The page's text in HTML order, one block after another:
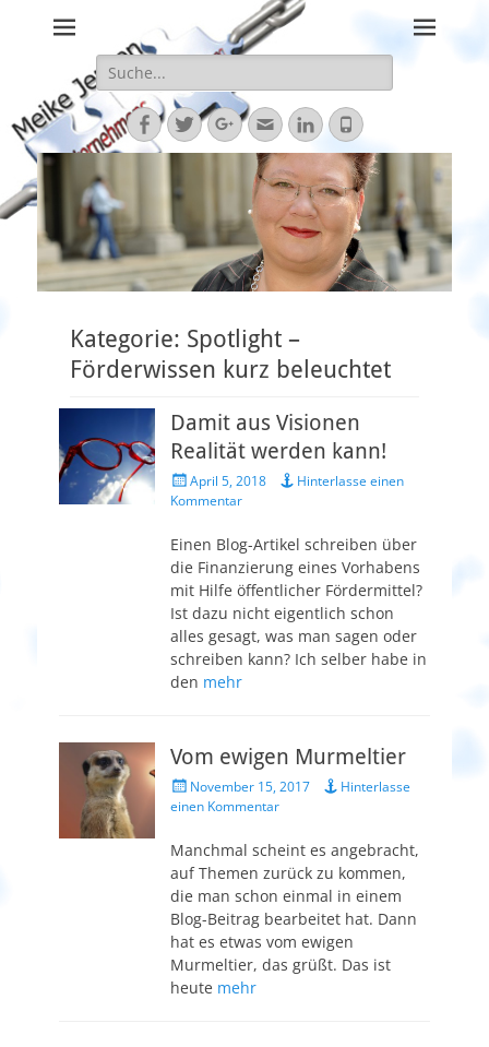
Meike Jensen
Staatliche Förderungen bringen Ihre Vision nach vorne
Suche
nach:
Facebook
TwitterGoogleplus
E-
Mail
LinkedInTelefon
Kategorie: Spotlight –
Förderwissen kurz beleuchtet
Damit aus Visionen
Realität werden kann!
Veröffentlicht
am
April 5, 2018
Hinterlasse einen
Kommentar
Einen Blog-Artikel schreiben über
die Finanzierung eines Vorhabens
mit Hilfe öffentlicher Fördermittel?
Ist dazu nicht eigentlich schon
alles gesagt, was man sagen oder
schreiben kann? Ich selber habe in
den mehr
Vom ewigen Murmeltier
Veröffentlicht
am
November 15, 2017
Hinterlasse
einen Kommentar
Manchmal scheint es angebracht,
auf Themen zurück zu kommen,
die man schon einmal in einem
Blog-Beitrag bearbeitet hat. Dann
hat es etwas vom ewigen
Murmeltier, das grüßt. Das ist
heute mehr